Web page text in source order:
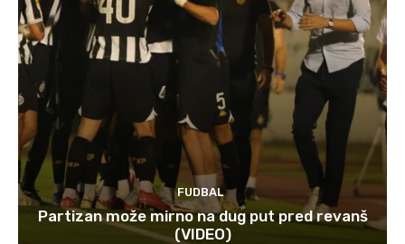
FUDBAL
Partizan može mirno na dug put pred revanš
(VIDEO)